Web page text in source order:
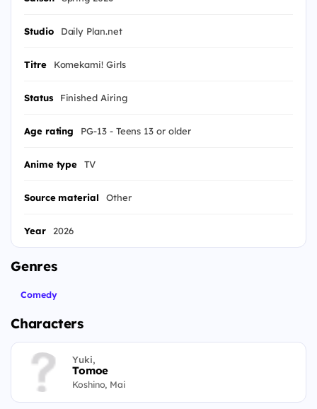
Studio Daily Plan.net
Titre Komekami! Girls
Status Finished Airing
Age rating PG-13 - Teens 13 or older
Anime type TV
Source material Other
Year 2026
Genres
Comedy
Characters
Yuki,
Tomoe
Koshino, Mai